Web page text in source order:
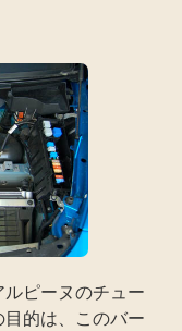
ピーヌのチュー
的は、このバー